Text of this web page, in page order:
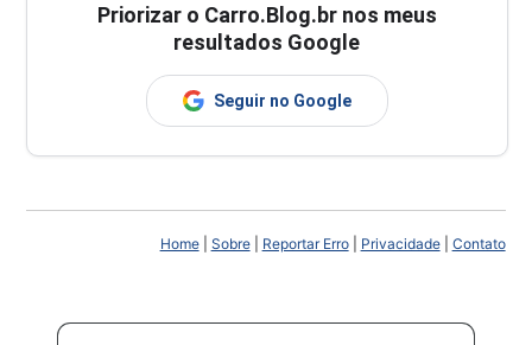
Priorizar o Carro.Blog.br nos meus
resultados Google
Seguir no Google
Home| Sobre| Reportar Erro| Privacidade| Contato